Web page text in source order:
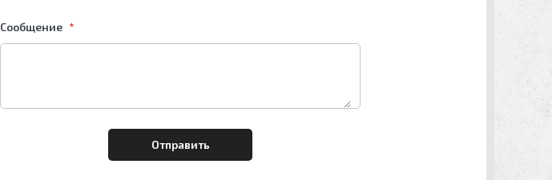
Сообщение